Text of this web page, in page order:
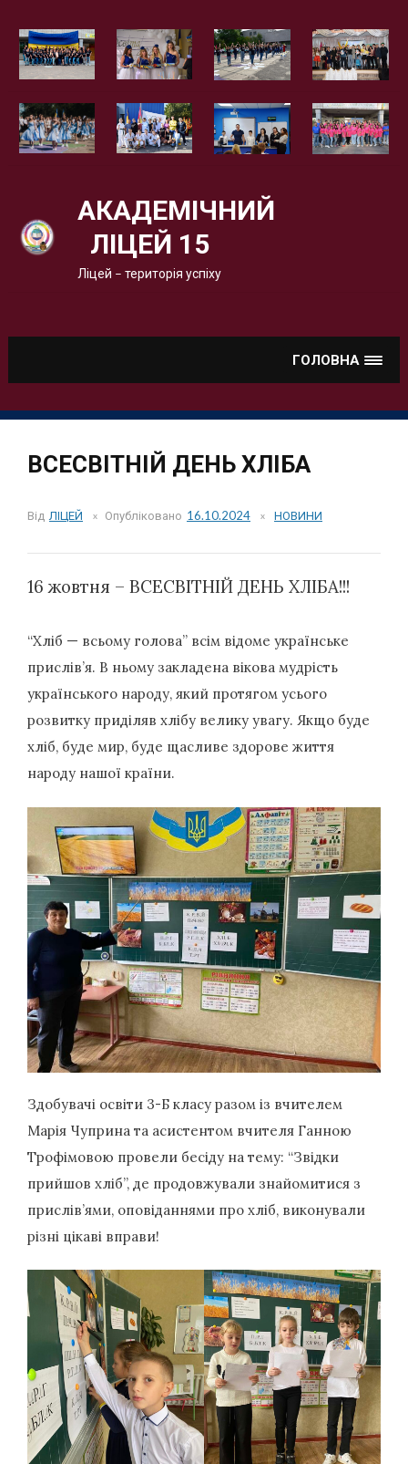
АКАДЕМІЧНИЙ
ЛІЦЕЙ 15
Ліцей – територія успіху
ГОЛОВНА
ВСЕСВІТНІЙ ДЕНЬ ХЛІБА
Від ЛІЦЕЙ Опубліковано 16.10.2024 НОВИНИ
16 жовтня – ВСЕСВІТНІЙ ДЕНЬ ХЛІБА!!!
“Хліб — всьому голова” всім відоме українське
прислів’я. В ньому закладена вікова мудрість
українського народу, який протягом усього
розвитку приділяв хлібу велику увагу. Якщо буде
хліб, буде мир, буде щасливе здорове життя
народу нашої країни.
Здобувачі освіти 3-Б класу разом із вчителем
Марія Чуприна та асистентом вчителя Ганною
Трофімовою провели бесіду на тему: “Звідки
прийшов хліб”, де продовжували знайомитися з
прислів’ями, оповіданнями про хліб, виконували
різні цікаві вправи!